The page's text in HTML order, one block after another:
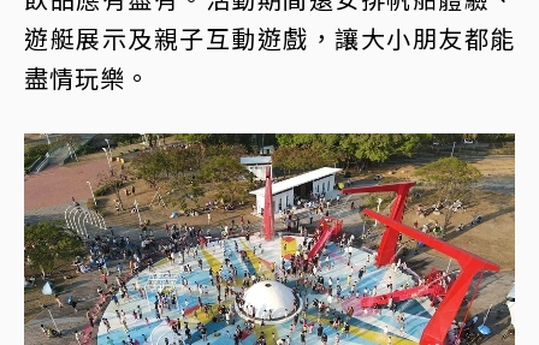
遊艇展示及親子互動遊戲，讓大小朋友都能
盡情玩樂。